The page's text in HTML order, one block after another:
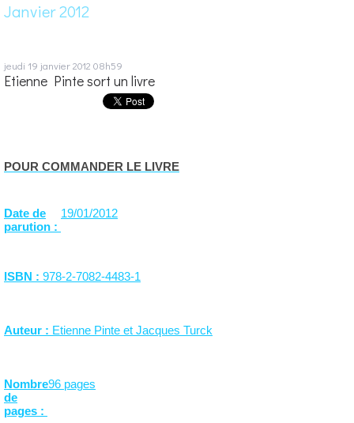
Janvier 2012
jeudi 19 janvier 2012 08h59
Etienne Pinte sort un livre
POUR COMMANDER LE LIVRE
Date de
parution :
19/01/2012
ISBN : 978-2-7082-4483-1
Auteur : Etienne Pinte et Jacques Turck
Nombre
de
pages :
96 pages